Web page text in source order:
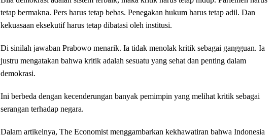
tetap bermakna. Pers harus tetap bebas. Penegakan hukum harus tetap adil. Dan
kekuasaan eksekutif harus tetap dibatasi oleh institusi.
Di sinilah jawaban Prabowo menarik. Ia tidak menolak kritik sebagai gangguan. Ia
justru mengatakan bahwa kritik adalah sesuatu yang sehat dan penting dalam
demokrasi.
Ini berbeda dengan kecenderungan banyak pemimpin yang melihat kritik sebagai
serangan terhadap negara.
Dalam artikelnya, The Economist menggambarkan kekhawatiran bahwa Indonesia